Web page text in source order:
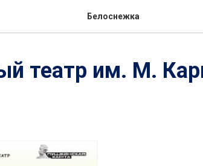
Белоснежка
театр им. М.